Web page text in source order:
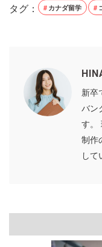
タグ： カナダ留学
新卒
バン
す。
制作
して